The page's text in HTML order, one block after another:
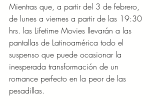
Mientras que, a partir del 3 de febrero,
de lunes a viernes a partir de las 19:30
hrs. las Lifetime Movies llevarán a las
pantallas de Latinoamérica todo el
suspenso que puede ocasionar la
inesperada transformación de un
romance perfecto en la peor de las
pesadillas.